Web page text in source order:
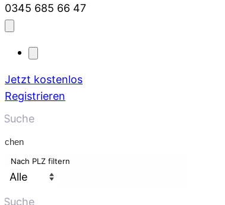
0345 685 66 47
Jetzt kostenlos
Registrieren
Nach PLZ filtern